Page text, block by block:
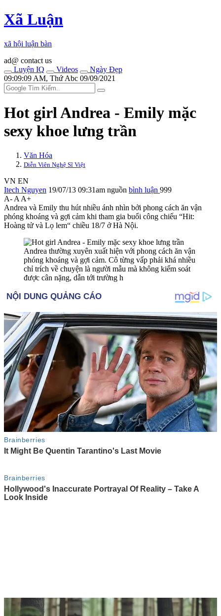
Xã Luận
xã hội luận bàn
ad@ contact us
Luyện IQ
Videos
Ngày Đẹp
09:09:09 AM, Thứ Abc 09/09/2021
Hot girl Andrea - Emily mặc
se‌ּxy khoe lưng trần
Văn Hóa
Diễn Viên Nghệ Sĩ Việt
VN EN
Itech Nguyen 19/07/13 09:31am nguồn bình luận 999
A- A A+
Andrea và Emily thu hút nhiều ánh nhìn bởi phong cách ăn vận
phóng khoáng và gợi cảm khi tham gia buổi công chiếu “Hit:
Hoàng tử và Lọ lem“ chiều 18/7 ở Hà Nội.
Andrea thường xuyên xuất hiện với phong cách ăn vận
phóng khoáng và gợi cảm. Cô từng vấp phải khá nhiều
chỉ trích về chuyện là người mẫu mà không kiểm soát
được cân nặng, dẫn tới trường h